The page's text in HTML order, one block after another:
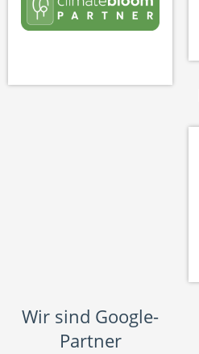
Wir sind Google-
Partner